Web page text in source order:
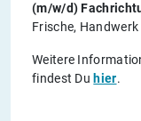
(m/w/d)
Frische,
Weitere
findest Du hier.